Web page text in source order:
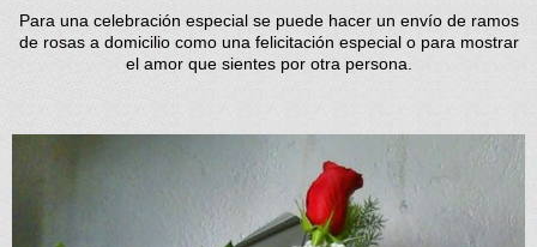
Para una celebración especial se puede hacer un envío de ramos
de rosas a domicilio como una felicitación especial o para mostrar
el amor que sientes por otra persona.